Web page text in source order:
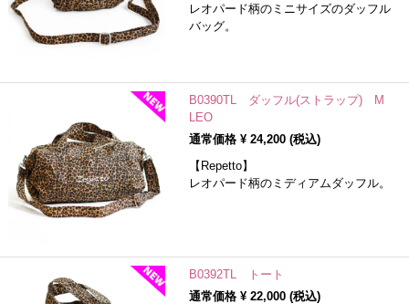
レオパード柄のミニサイズのダッフル
バッグ。
B0390TL ダッフル(ストラップ) M
LEO
通常価格 ¥ 24,200(税込)
【Repetto】
レオパード柄のミディアムダッフル。
B0392TL トート
通常価格 ¥ 22,000(税込)